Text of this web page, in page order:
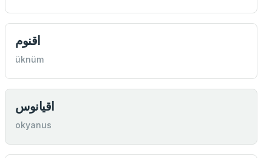
اقنوم
üknüm
اقيانوس
okyanus